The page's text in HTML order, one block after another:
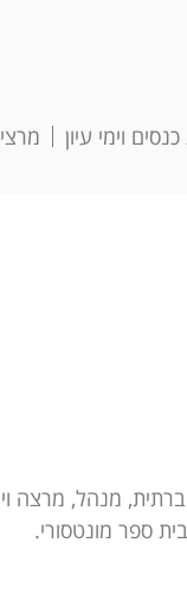
וימי עיון
מנהל, מרצה
ספר מונטסורי.